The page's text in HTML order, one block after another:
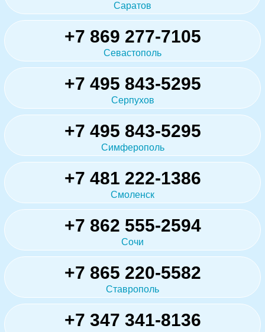
Саратов
+7 869 277-7105
Севастополь
+7 495 843-5295
Серпухов
+7 495 843-5295
Симферополь
+7 481 222-1386
Смоленск
+7 862 555-2594
Сочи
+7 865 220-5582
Ставрополь
+7 347 341-8136